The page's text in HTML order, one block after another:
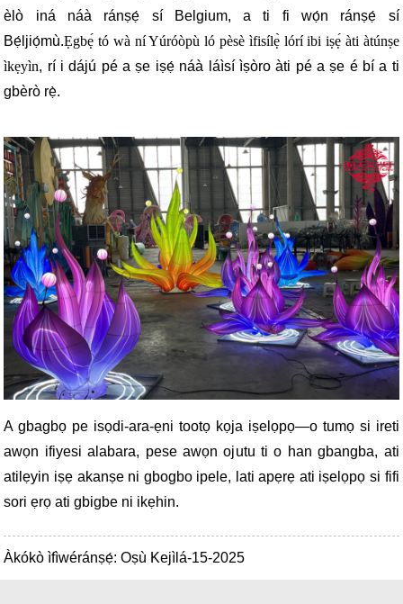
èlò iná náà ránṣẹ́ sí Belgium, a ti fi wọ́n ránṣẹ́ sí
Bẹ́ljiọ́mù.Ẹgbẹ́ tó wà ní Yúróòpù ló pèsè ìfisílẹ̀ lórí ibi iṣẹ́ àti àtúnṣe
ìkẹyìn, rí i dájú pé a ṣe iṣẹ́ náà láìsí ìṣòro àti pé a ṣe é bí a ti
gbèrò rẹ̀.
A gbagbọ pe isọdi-ara-ẹni tootọ kọja iṣelọpọ—o tumọ si ireti
awọn ifiyesi alabara, pese awọn ojutu ti o han gbangba, ati
atilẹyin iṣẹ akanṣe ni gbogbo ipele, lati apẹrẹ ati iṣelọpọ si fifi
sori ẹrọ ati gbigbe ni ikẹhin.
Àkókò ìfìwéránṣẹ́: Oṣù Kejìlá-15-2025